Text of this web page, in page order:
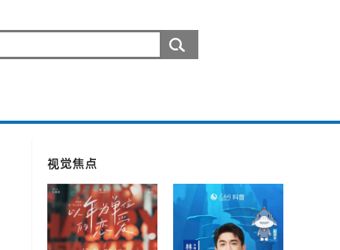
视觉焦点